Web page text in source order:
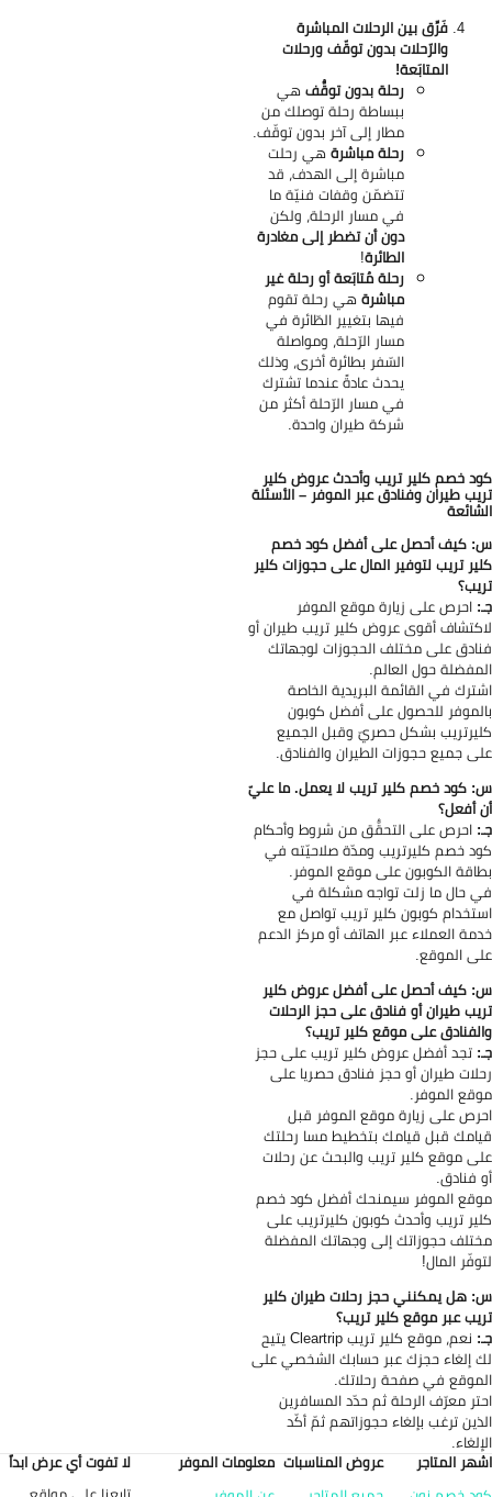
فَرِّق بين الرحلات المباشرة
والرّحلات بدون توقّف ورحلات
المتابَعة!
رحلة بدون توقُّفهي
ببساطة رحلة توصلك من
مطار إلى آخر بدون توقّف.
رحلة مباشرةهي رحلت
مباشرة إلى الهدف، قد
تتضمّن وقفات فنيّة ما
في مسار الرحلة، ولكن
دون أن تضطر إلى مغادرة
الطائرة!
رحلة مُتابَعة أو رحلة غير
مباشرةهي رحلة تقوم
فيها بتغيير الطّائرة في
مسار الرّحلة، ومواصلة
السّفر بطائرة أخرى، وذلك
يحدث عادةً عندما تشترك
في مسار الرّحلة أكثر من
شركة طيران واحدة.
خصم كلير تريب وأحدث عروض كلير
طيران وفنادق عبر الموفر – الأسئلة
كيف أحصل على أفضل كود خصم
تريب لتوفير المال على حجوزات كلير
احرص على زيارة موقع الموفر
أقوى عروض كلير تريب طيران أو
على مختلف الحجوزات لوجهاتك
حول العالم.
في القائمة البريدية الخاصة
للحصول على أفضل كوبون
بشكل حصريّ وقبل الجميع
جميع حجوزات الطيران والفنادق.
كود خصم كلير تريب لا يعمل. ما عليّ
أفعل؟
احرص على التحقُّق من شروط وأحكام
خصم كليرتريب ومدّة صلاحيّته في
الكوبون على موقع الموفر.
حال ما زلت تواجه مشكلة في
كوبون كلير تريب تواصل مع
العملاء عبر الهاتف أو مركز الدعم
الموقع.
كيف أحصل على أفضل عروض كلير
طيران أو فنادق على حجز الرحلات
على موقع كلير تريب؟
تجد أفضل عروض كلير تريب على حجز
طيران أو حجز فنادق حصريا على
الموفر.
على زيارة موقع الموفر قبل
قبل قيامك بتخطيط مسا رحلتك
موقع كلير تريب والبحث عن رحلات
فنادق.
الموفر سيمنحك أفضل كود خصم
تريب وأحدث كوبون كليرتريب على
حجوزاتك إلى وجهاتك المفضلة
المال!
هل يمكنني حجز رحلات طيران كلير
عبر موقع كلير تريب؟
نعم، موقع كلير تريب Cleartrip يتيح
إلغاء حجزك عبر حسابك الشخصي على
في صفحة رحلاتك.
معرّف الرحلة ثم حدّد المسافرين
ترغب بإلغاء حجوزاتهم ثمّ أكّد
المتاجر
عروض المناسبات معلومات الموفر
لا تفوت أي عرض ابداً